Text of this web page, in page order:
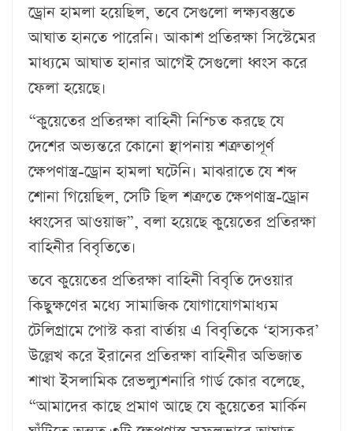
ড্রোন হামলা হয়েছিল, তবে সেগুলো লক্ষ্যবস্তুতে
আঘাত হানতে পারেনি। আকাশ প্রতিরক্ষা সিস্টেমের
মাধ্যমে আঘাত হানার আগেই সেগুলো ধ্বংস করে
ফেলা হয়েছে।
“কুয়েতের প্রতিরক্ষা বাহিনী নিশ্চিত করছে যে
দেশের অভ্যন্তরে কোনো স্থাপনায় শত্রুতাপূর্ণ
ক্ষেপণাস্ত্র-ড্রোন হামলা ঘটেনি। মাঝরাতে যে শব্দ
শোনা গিয়েছিল, সেটি ছিল শত্রুতে ক্ষেপণাস্ত্র-ড্রোন
ধ্বংসের আওয়াজ”, বলা হয়েছে কুয়েতের প্রতিরক্ষা
বাহিনীর বিবৃতিতে।
তবে কুয়েতের প্রতিরক্ষা বাহিনী বিবৃতি দেওয়ার
কিছুক্ষণের মধ্যে সামাজিক যোগাযোগমাধ্যম
টেলিগ্রামে পোস্ট করা বার্তায় এ বিবৃতিকে ‘হাস্যকর’
উল্লেখ করে ইরানের প্রতিরক্ষা বাহিনীর অভিজাত
শাখা ইসলামিক রেভল্যুশনারি গার্ড কোর বলেছে,
“আমাদের কাছে প্রমাণ আছে যে কুয়েতের মার্কিন